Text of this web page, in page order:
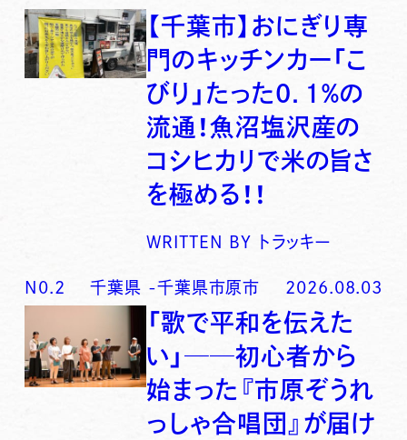
【千葉市】おにぎり専
門のキッチンカー「こ
びり」たった0．1％の
流通！魚沼塩沢産の
コシヒカリで米の旨さ
を極める！！
WRITTEN BY トラッキー
N0. 2 千葉県 -千葉県市原市 2026.08.03
「歌で平和を伝えた
い」──初心者から
始まった『市原ぞうれ
っしゃ合唱団』が届け